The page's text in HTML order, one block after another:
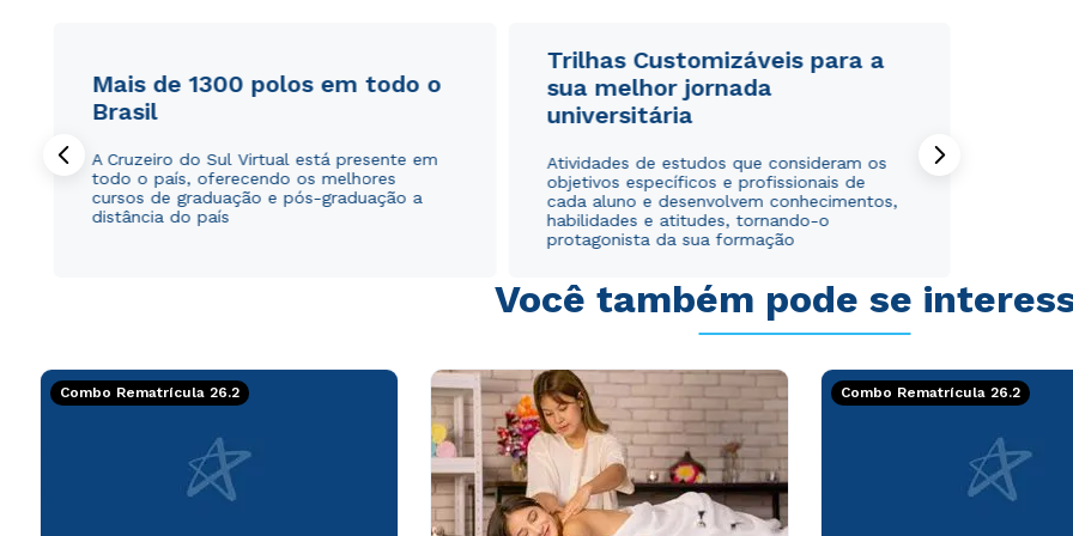
Mais de 1300 polos em todo o
Brasil
A Cruzeiro do Sul Virtual está presente em
todo o país, oferecendo os melhores
cursos de graduação e pós-graduação a
distância do país
Trilhas Customizáveis para a
sua melhor jornada
universitária
Atividades de estudos que consideram os
objetivos específicos e profissionais de
cada aluno e desenvolvem conhecimentos,
habilidades e atitudes, tornando-o
protagonista da sua formação
Você também pode se
Combo Rematrícula 26.2 Combo Rematrícula 26.2
WhatsApp
ou
Estou de acordo com a Política de Privacidade.e
autorizo que meus dados sejam utilizados para o
envio de conteúdos da Cruzeiro do Sul.
WhatsApp
ou
Estou de acordo com a Política de Privacidade.e
autorizo que meus dados sejam utilizados para o
envio de conteúdos da Cruzeiro do Sul.